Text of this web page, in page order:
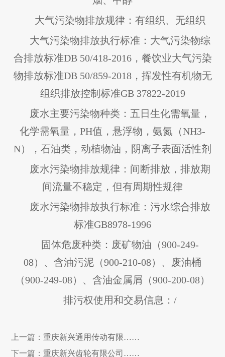
大气污染物排放规律：有组织、无组织
大气污染物排放执行标准：大气污染物综
合排放标准DB 50/418-2016，餐饮业大气污染
物排放标准DB 50/859-2018，挥发性有机物无
组织排放控制标准GB 37822-2019
废水主要污染物种类：五日生化需氧量，
化学需氧量，PH值，悬浮物，氨氮（NH3-
N），石油类，动植物油，阴离子表面活性剂
废水污染物排放规律：间断排放，排放期
间流量不稳定，但有周期性规律
废水污染物排放执行标准：污水综合排放
标准GB8978-1996
固体危废种类：废矿物油（900-249-
08）、含油污泥（900-210-08）、废油桶
（900-249-08）、含油金属屑（900-200-08）
排污权使用和交易信息：/
上一篇：重庆新兴通用传动有限……
下一篇：重庆新兴齿轮有限公司……